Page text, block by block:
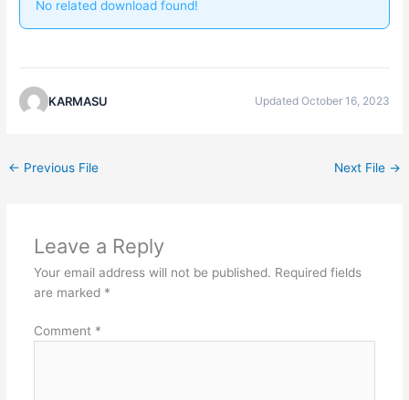
No related download found!
KARMASU Updated October 16, 2023
← Previous File Next File →
Leave a Reply
Your email address will not be published. Required fields
are marked *
Comment *